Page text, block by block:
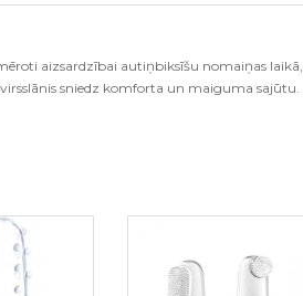
aizsardzībai autiņbiksīšu nomaiņas laikā,
sniedz komforta un maiguma sajūtu.